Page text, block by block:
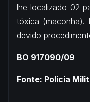
lhe localizado 02
tóxica (maconha).
devido
BO 917090/09
Fonte: Policia